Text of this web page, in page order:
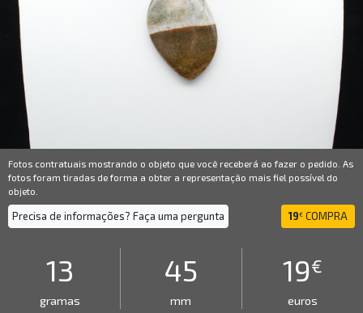
Fotos contratuais mostrando o objeto que você receberá ao fazer o pedido. As
fotos foram tiradas de forma a obter a representação mais fiel possível do
objeto.
Precisa de informações? Faça uma pergunta 19€ COMPRA
13
gramas
45
mm
19€
euros